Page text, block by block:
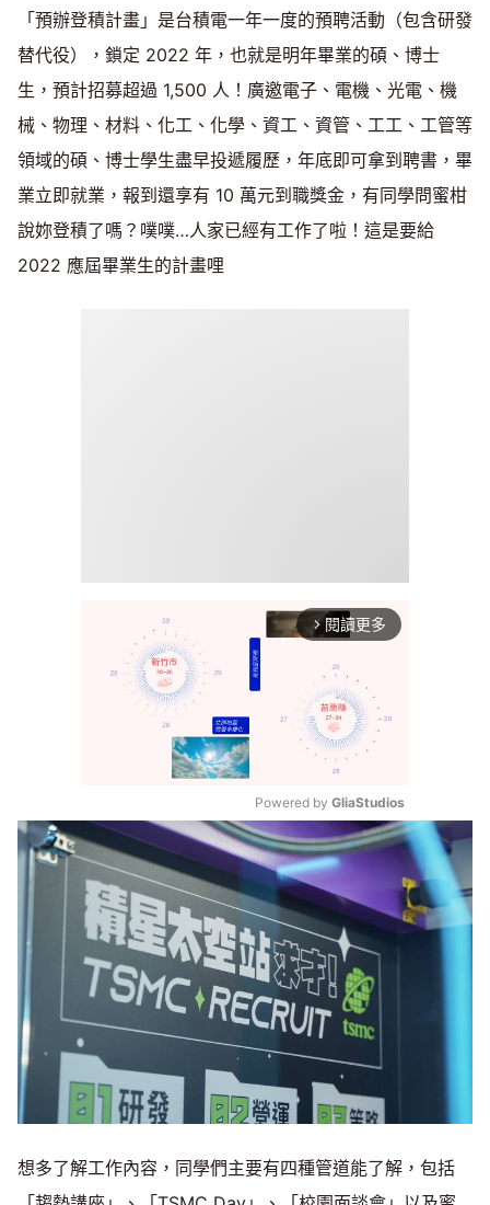
「預辦登積計畫」是台積電一年一度的預聘活動（包含研發
替代役），鎖定 2022 年，也就是明年畢業的碩、博士
生，預計招募超過 1,500 人！廣邀電子、電機、光電、機
械、物理、材料、化工、化學、資工、資管、工工、工管等
領域的碩、博士學生盡早投遞履歷，年底即可拿到聘書，畢
業立即就業，報到還享有 10 萬元到職獎金，有同學問蜜柑
說妳登積了嗎？噗噗…人家已經有工作了啦！這是要給
2022 應屆畢業生的計畫哩
arrow_forward_ios 閱讀更多
Mute
Powered by GliaStudios
想多了解工作內容，同學們主要有四種管道能了解，包括